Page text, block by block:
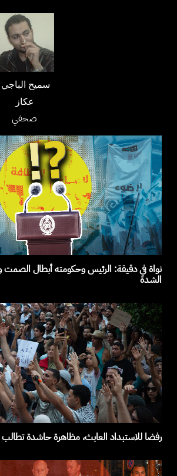
عكاز
صحفي
نواة في دقيقة: الرئيس وحكومته أبطال الصمت
الشدة
رفضا للاستبداد العابث، مظاهرة حاشدة